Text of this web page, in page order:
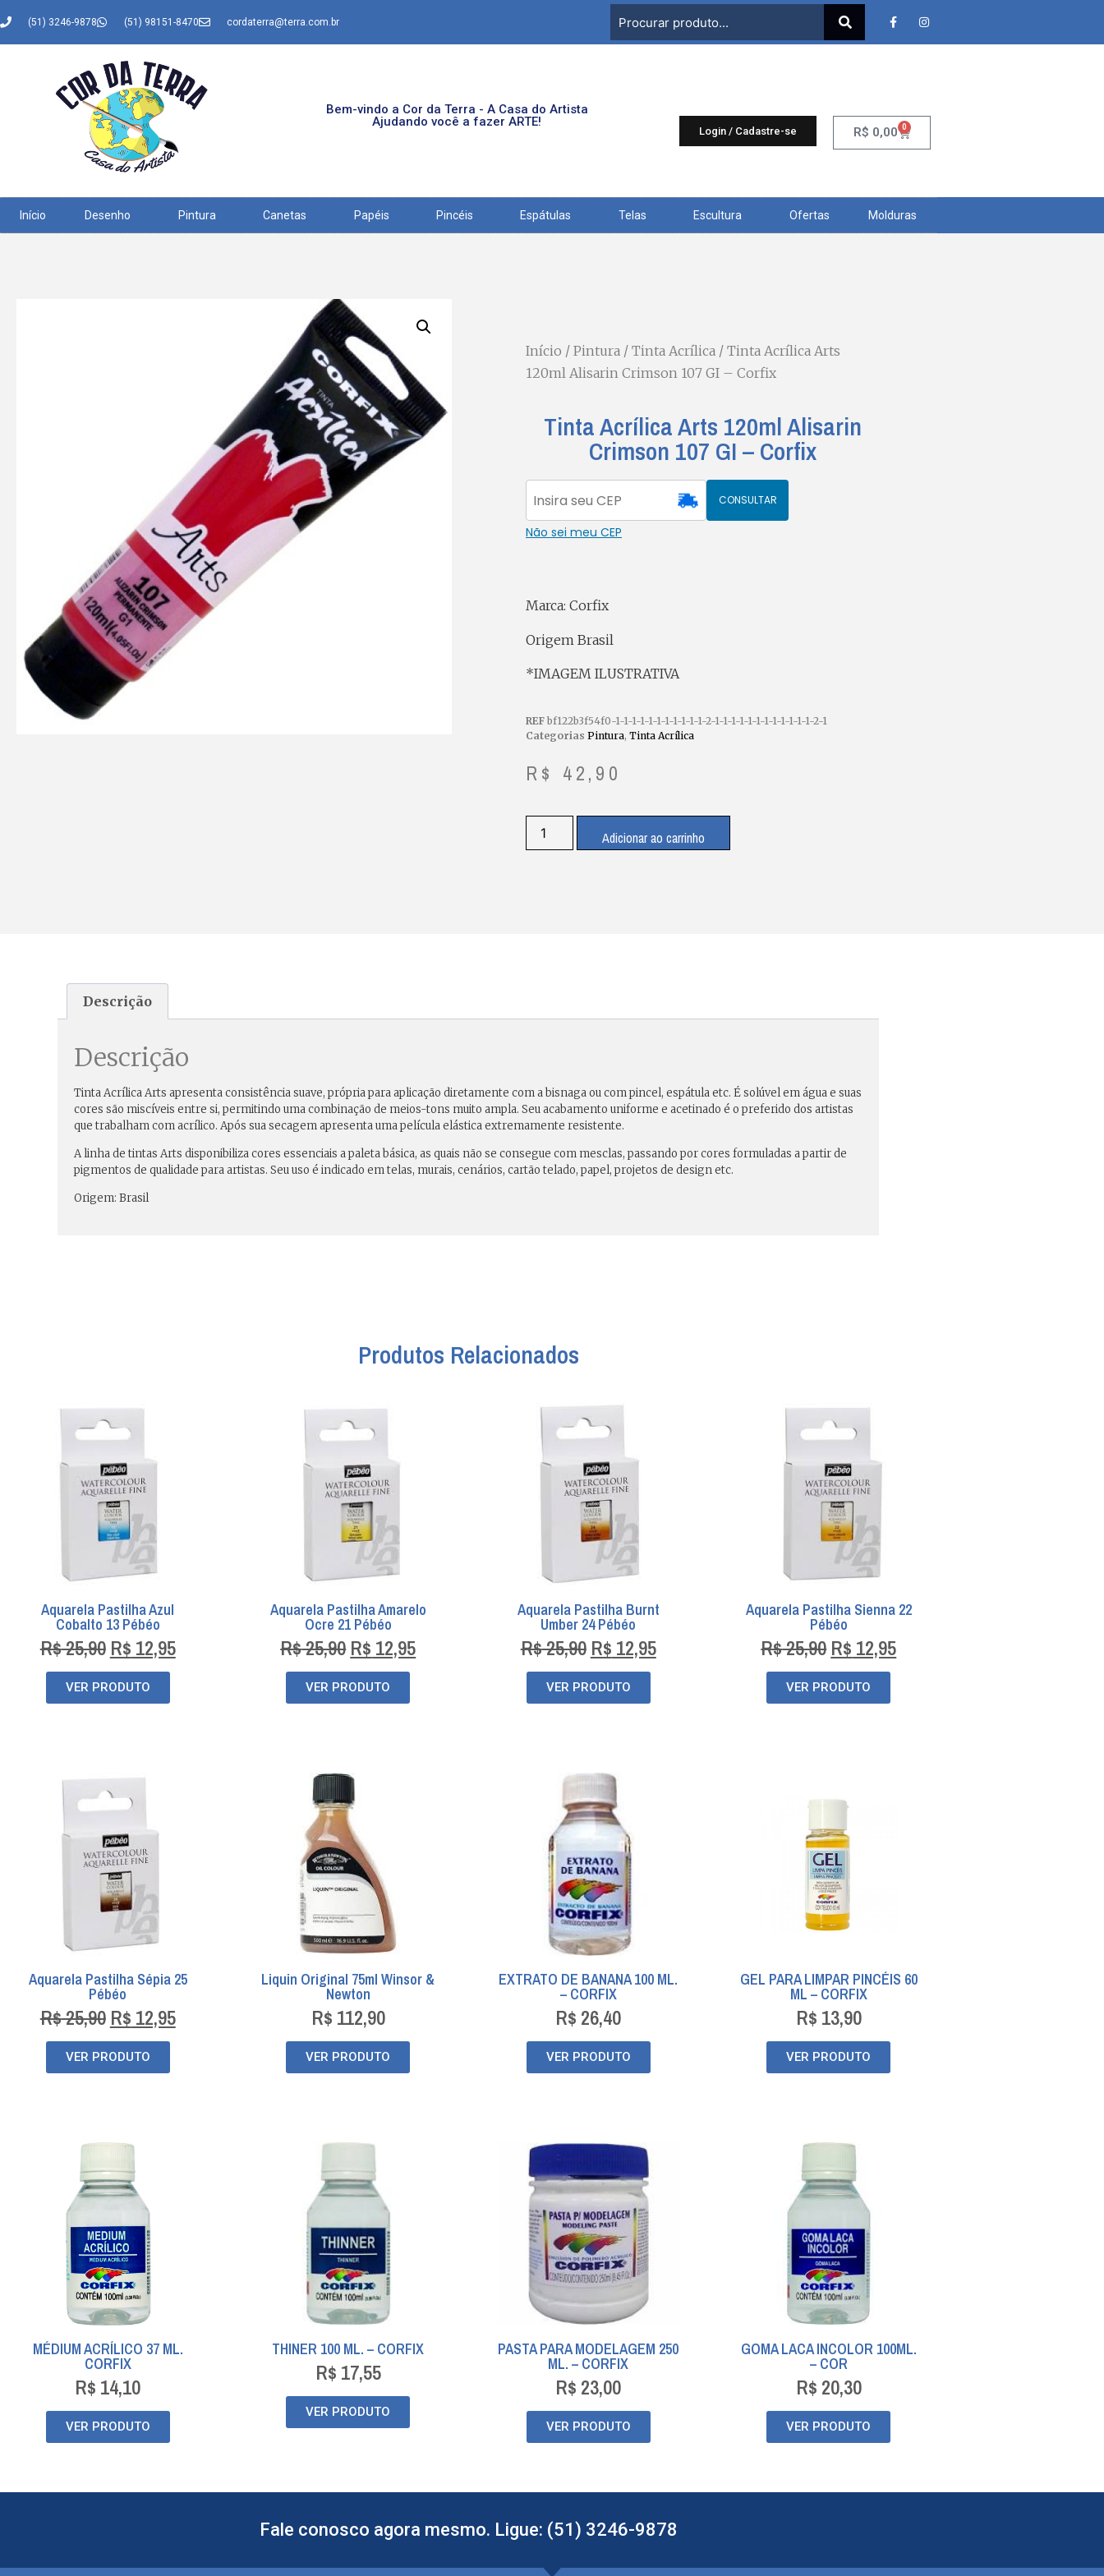
(51) 3246-9878 (51) 98151-8470 cordaterra@terra.com.br
Bem-vindo a Cor da Terra - A Casa do Artista
Ajudando você a fazer ARTE!
Login / Cadastre-se R$ 0,00 0
Início Desenho Pintura Canetas Papéis Pincéis Espátulas Telas Escultura Ofertas Molduras
Início / Pintura / Tinta Acrílica / Tinta Acrílica Arts
120ml Alisarin Crimson 107 GI – Corfix
Tinta Acrílica Arts 120ml Alisarin
Crimson 107 GI – Corfix
CONSULTAR
Não sei meu CEP
Marca: Corfix
Origem Brasil
*IMAGEM ILUSTRATIVA
REF bf122b3f54f0-1-1-1-1-1-1-1-1-1-1-1-2-1-1-1-1-1-1-1-1-1-1-1-1-2-1
Categorias Pintura, Tinta Acrílica
R$ 42,90
Adicionar ao carrinho
Descrição
Descrição
Tinta Acrílica Arts apresenta consistência suave, própria para aplicação diretamente com a bisnaga ou com pincel, espátula etc. É solúvel em água e suas
cores são miscíveis entre si, permitindo uma combinação de meios-tons muito ampla. Seu acabamento uniforme e acetinado é o preferido dos artistas
que trabalham com acrílico. Após sua secagem apresenta uma película elástica extremamente resistente.
A linha de tintas Arts disponibiliza cores essenciais a paleta básica, as quais não se consegue com mesclas, passando por cores formuladas a partir de
pigmentos de qualidade para artistas. Seu uso é indicado em telas, murais, cenários, cartão telado, papel, projetos de design etc.
Origem: Brasil
Produtos Relacionados
Aquarela Pastilha Azul
Cobalto 13 Pébéo
R$25,90 R$ 12,95
VER PRODUTO
Aquarela Pastilha Amarelo
Ocre 21 Pébéo
R$25,90 R$ 12,95
VER PRODUTO
Aquarela Pastilha Burnt
Umber 24 Pébéo
R$25,90 R$ 12,95
VER PRODUTO
Aquarela Pastilha Sienna 22
Pébéo
R$25,90 R$ 12,95
VER PRODUTO
Aquarela Pastilha Sépia 25
Pébéo
R$25,90 R$ 12,95
VER PRODUTO
Liquin Original 75ml Winsor &
Newton
R$ 112,90
VER PRODUTO
EXTRATO DE BANANA 100 ML.
– CORFIX
R$ 26,40
VER PRODUTO
GEL PARA LIMPAR PINCÉIS 60
ML – CORFIX
R$ 13,90
VER PRODUTO
MÉDIUM ACRÍLICO 37 ML.
CORFIX
R$ 14,10
VER PRODUTO
THINER 100 ML. – CORFIX
R$ 17,55
VER PRODUTO
PASTA PARA MODELAGEM 250
ML. – CORFIX
R$ 23,00
VER PRODUTO
GOMA LACA INCOLOR 100ML.
– COR
R$ 20,30
VER PRODUTO
Fale conosco agora mesmo. Ligue: (51) 3246-9878